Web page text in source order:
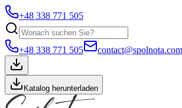
+48 338 771 505
+48 338 771 505 contact@spolnota.com
Katalog herunterladen